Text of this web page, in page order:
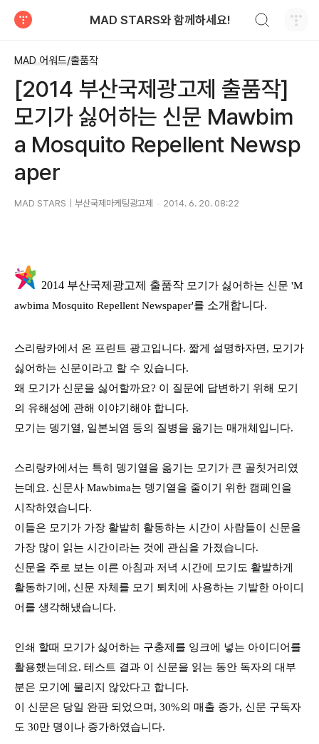
MAD STARS와 함께하세요!
MAD 어워드/출품작
[2014 부산국제광고제 출품작]
모기가 싫어하는 신문 Mawbim
a Mosquito Repellent Newsp
aper
MAD STARS｜부산국제마케팅광고제 2014. 6. 20. 08:22
2014 부산국제광고제 출품작 모기가 싫어하는 신문 'M
awbima Mosquito Repellent Newspaper'를 소개합니다.
스리랑카에서 온 프린트 광고입니다. 짧게 설명하자면 , 모기가
싫어하는 신문이라고 할 수 있습니다.
왜 모기가 신문을 싫어할까요? 이 질문에 답변하기 위해 모기
의 유해성에 관해 이야기해야 합니다.
모기는 뎅기열, 일본뇌염 등의 질병을 옮기는 매개체입니다.
스리랑카에서는 특히 뎅기열을 옮기는 모기가 큰 골칫거리였
는데요. 신문사 Mawbima는 뎅기열을 줄이기 위한 캠페인을
시작하였습니다.
이들은 모기가 가장 활발히 활동하는 시간이 사람들이 신문을
가장 많이 읽는 시간이라는 것에 관심을 가졌습니다.
신문을 주로 보는 이른 아침과 저녁 시간에 모기도 활발하게
활동하기에 , 신문 자체를 모기 퇴치에 사용하는 기발한 아이디
어를 생각해냈습니다.
인쇄 할때 모기가 싫어하는 구충제를 잉크에 넣는 아이디어를
활용했는데요. 테스트 결과 이 신문을 읽는 동안 독자의 대부
분은 모기에 물리지 않았다고 합니다.
이 신문은 당일 완판 되었으며 , 30%의 매출 증가, 신문 구독자
도 30만 명이나 증가하였습니다.